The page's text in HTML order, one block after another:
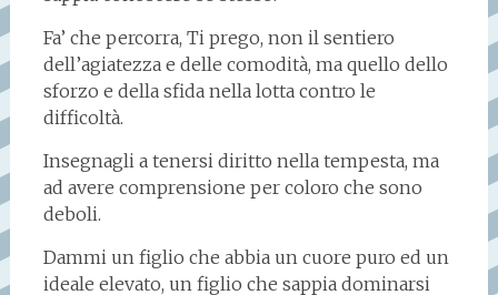
Fa’ che percorra, Ti prego, non il sentiero
dell’agiatezza e delle comodità, ma quello dello
sforzo e della sfida nella lotta contro le
difficoltà.
Insegnagli a tenersi diritto nella tempesta, ma
ad avere comprensione per coloro che sono
deboli.
Dammi un figlio che abbia un cuore puro ed un
ideale elevato, un figlio che sappia dominarsi